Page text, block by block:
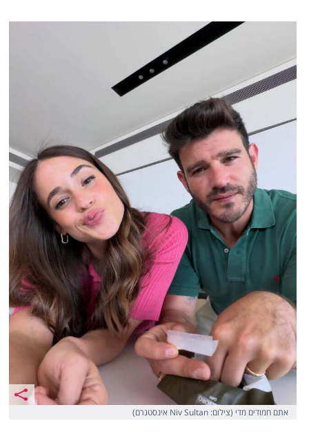
אתם חמודים מדי (צילום: Niv Sultan אינסטגרם)